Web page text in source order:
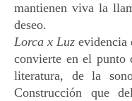
mantienen viva la
deseo.
Lorca x Luzevidencia
convierte en el punto
literatura, de la
Construcción que